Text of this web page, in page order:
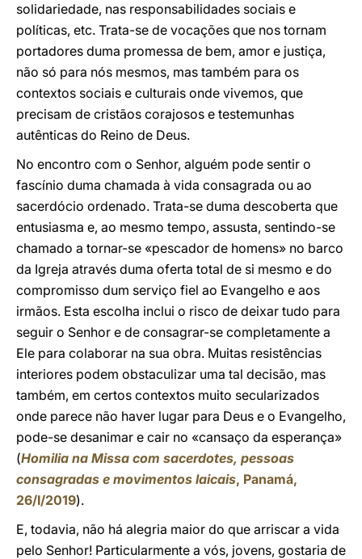
solidariedade, nas responsabilidades sociais e
políticas, etc. Trata-se de vocações que nos tornam
portadores duma promessa de bem, amor e justiça,
não só para nós mesmos, mas também para os
contextos sociais e culturais onde vivemos, que
precisam de cristãos corajosos e testemunhas
autênticas do Reino de Deus.
No encontro com o Senhor, alguém pode sentir o
fascínio duma chamada à vida consagrada ou ao
sacerdócio ordenado. Trata-se duma descoberta que
entusiasma e, ao mesmo tempo, assusta, sentindo-se
chamado a tornar-se «pescador de homens» no barco
da Igreja através duma oferta total de si mesmo e do
compromisso dum serviço fiel ao Evangelho e aos
irmãos. Esta escolha inclui o risco de deixar tudo para
seguir o Senhor e de consagrar-se completamente a
Ele para colaborar na sua obra. Muitas resistências
interiores podem obstaculizar uma tal decisão, mas
também, em certos contextos muito secularizados
onde parece não haver lugar para Deus e o Evangelho,
pode-se desanimar e cair no «cansaço da esperança»
(Homilia na Missa com sacerdotes, pessoas
consagradas e movimentos laicais, Panamá,
26/I/2019).
E, todavia, não há alegria maior do que arriscar a vida
pelo Senhor! Particularmente a vós, jovens, gostaria de